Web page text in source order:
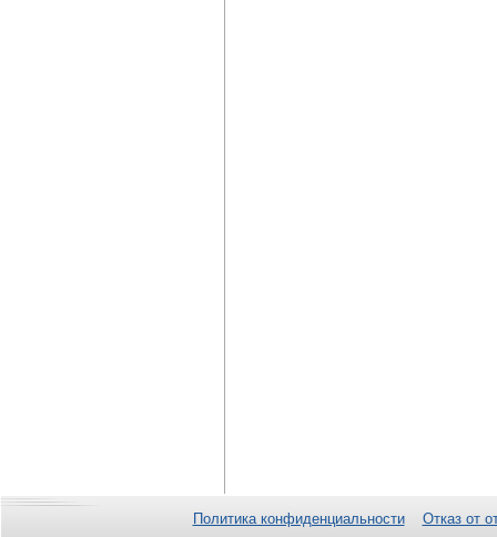
Политика конфиденциальности Отказ от